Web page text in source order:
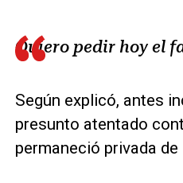
Quiero pedir hoy el
Según explicó, antes
presunto atentado
permaneció privada